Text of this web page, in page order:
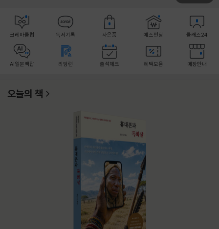
크레마클럽 독서기록 사은품 예스펀딩 클래스24
AI일문백답 리딩런 출석체크 혜택모음 매장안내
오늘의 책